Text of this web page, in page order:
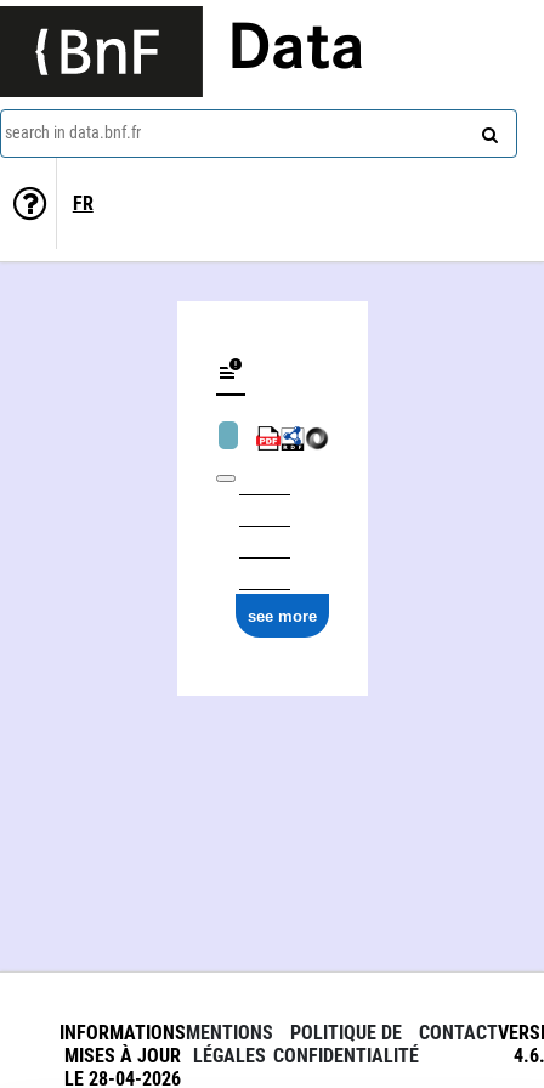
Data
search in data.bnf.fr
FR
see more
INFORMATIONS
MISES À JOUR
LE 28-04-2026
MENTIONS
LÉGALES
POLITIQUE DE
CONFIDENTIALITÉ
CONTACT